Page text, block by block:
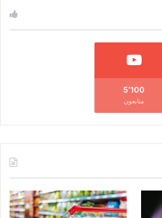
5٬100
متابعون